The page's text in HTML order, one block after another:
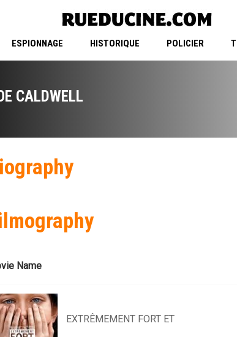
ESPIONNAGE HISTORIQUE POLICIER
CALDWELL
Name
EXTRÊMEMENT FORT ET